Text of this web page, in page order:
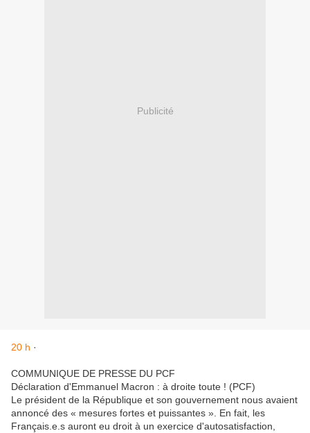
Publicité
20 h ·
COMMUNIQUE DE PRESSE DU PCF
Déclaration d'Emmanuel Macron : à droite toute ! (PCF)
Le président de la République et son gouvernement nous avaient
annoncé des « mesures fortes et puissantes ». En fait, les
Français.e.s auront eu droit à un exercice d'autosatisfaction,